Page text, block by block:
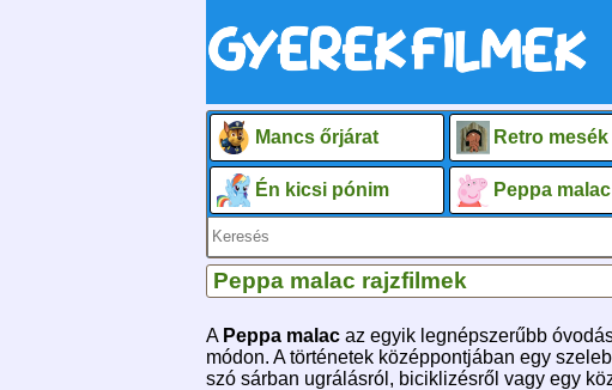
Mancs őrjárat Retro mesék
Én kicsi pónim Peppa malac
Peppa malac rajzfilmek
A Peppa malac az egyik legnépszerűbb
módon. A történetek középpontjában egy
szó sárban ugrálásról, biciklizésről vagy egy